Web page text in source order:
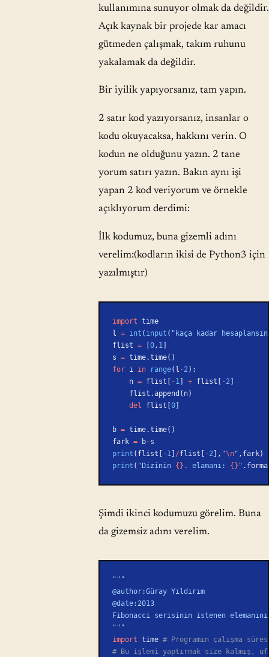
kullanımına sunuyor olmak da değildir.
Açık kaynak bir projede kar amacı
gütmeden çalışmak, takım ruhunu
yakalamak da değildir.
Bir iyilik yapıyorsanız, tam yapın.
2 satır kod yazıyorsanız, insanlar o
kodu okuyacaksa, hakkını verin. O
kodun ne olduğunu yazın. 2 tane
yorum satırı yazın. Bakın aynı işi
yapan 2 kod veriyorum ve örnekle
açıklıyorum derdimi:
İlk kodumuz, buna gizemli adını
verelim:(kodların ikisi de Python3 için
yazılmıştır)
import time
l = int ( input ( "kaça kadar
flist = [0, 1 ]
s = time.time()
for i in range(l -2 ):
    n
= flist[ -1 ] + flist[ -2 ]
    flist.append(n)
    del
flist[0]
b = time.time()
fark = b-s
print (flist[ -1 ] /flist[ -2 ], "\n" ,fark)
print ( "Dizinin {} . elamanı: {} "
Şimdi ikinci kodumuzu görelim. Buna
da gizemsiz adını verelim.
"""
@author:Güray Yıldırım
@date:2013
Fibonacci serisinin istenen
"""
import time # Programın çalışma
# Bu işlemi yaptırmak size kalmış,